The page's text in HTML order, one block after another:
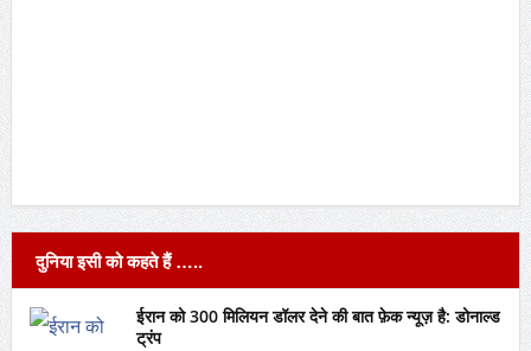
दुनिया इसी को कहते हैं …..
ईरान को 300 मिलियन डॉलर देने की बात फ़ेक न्यूज़ है: डोनाल्ड
ट्रंप